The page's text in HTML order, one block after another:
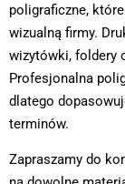
poligraficzne,
wizualną firmy.
wizytówki, foldery
Profesjonalna
dlatego
terminów.
Zapraszamy do